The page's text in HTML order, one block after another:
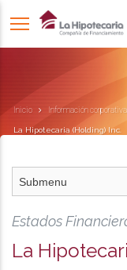
Inicio Información corporativa
La Hipotecaria (Holding) Inc.
Estados
La